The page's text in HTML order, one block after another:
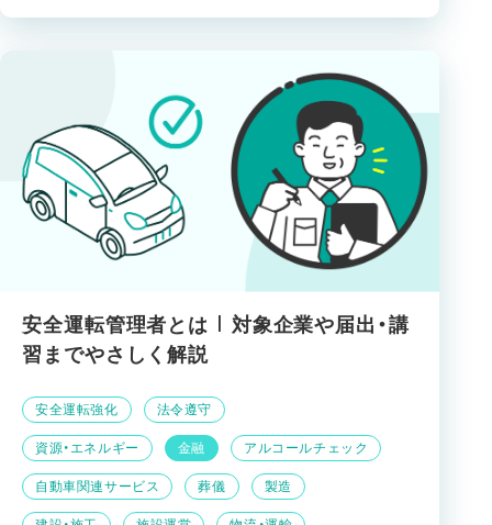
安全運転管理者とは | 対象企業や届出・講
習までやさしく解説
自動車関連サービス 葬儀 製造
資源・エネルギー 金融 アルコールチェック
安全運転強化 法令遵守